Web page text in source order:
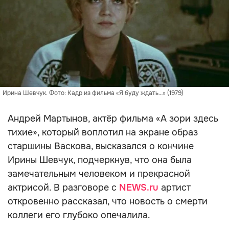
Ирина Шевчук. Фото: Кадр из фильма «Я буду ждать…» (1979)
Андрей Мартынов, актёр фильма «А зори здесь
тихие», который воплотил на экране образ
старшины Васкова, высказался о кончине
Ирины Шевчук, подчеркнув, что она была
замечательным человеком и прекрасной
актрисой. В разговоре с NEWS.ru артист
откровенно рассказал, что новость о смерти
коллеги его глубоко опечалила.